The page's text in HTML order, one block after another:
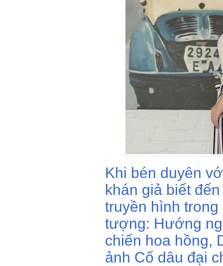
Khi bén duyên
khán giả biết
truyền hình
tượng: Hướng
chiến hoa hồng,
ảnh Cố dâu đại